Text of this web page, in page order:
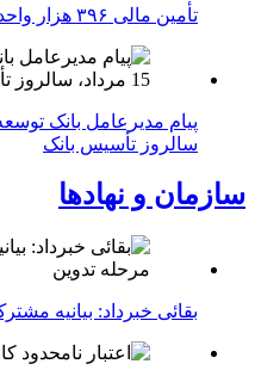
تأمین مالی ۳۹۶ هزار واحد نهضت ملی توسط بانک مسکن
سالروز تأسیس بانک
سازمان و نهادها
بقائی خبرداد: بیانیه